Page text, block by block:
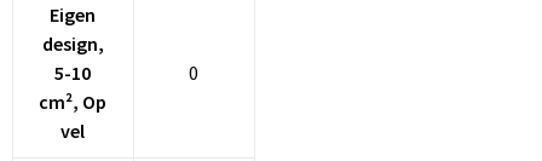
Eigen
design,
5-10
cm², Op
vel
0